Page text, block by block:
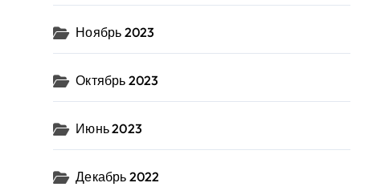
Ноябрь 2023
Октябрь 2023
Июнь 2023
Декабрь 2022